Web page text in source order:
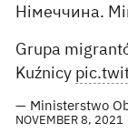
Німеччина.
Grupa
Kuźnicy
— Ministerstwo
NOVEMBER 8, 2021